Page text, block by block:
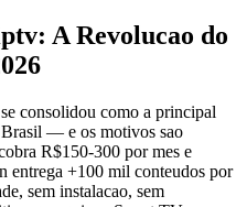
A Revolucao do
consolidou como a principal
— e os motivos sao
R$150-300 por mes e
entrega +100 mil conteudos por
sem instalacao, sem